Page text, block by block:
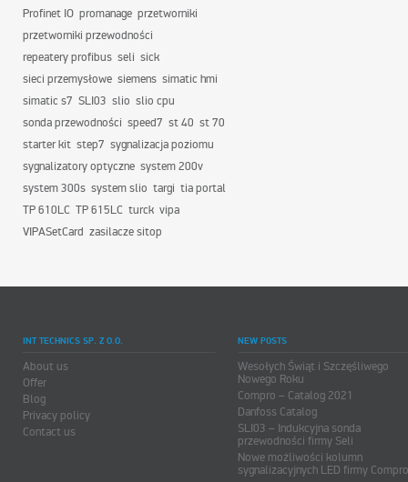
Profinet IO promanage przetworniki
przetworniki przewodności
repeatery profibus seli sick
sieci przemysłowe siemens simatic hmi
simatic s7 SLI03 slio slio cpu
sonda przewodności speed7 st 40 st 70
starter kit step7 sygnalizacja poziomu
sygnalizatory optyczne system 200v
system 300s system slio targi tia portal
TP 610LC TP 615LC turck vipa
VIPASetCard zasilacze sitop
INT TECHNICS SP. Z O.O.
About us
Offer
Blog
Privacy policy
Contact us
NEW POSTS
Wesołych Świąt i Szczęśliwego
Nowego Roku
Compro – Catalog 2021
Danfoss Catalog
SLI03 – Indukcyjna sonda
przewodności firmy Seli
Nowe możliwości kolumn
sygnalizacyjnych LED firmy